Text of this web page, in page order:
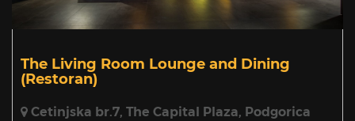
The Living Room Lounge and Dining
(Restoran)
Cetinjska br.7, The Capital Plaza, Podgorica